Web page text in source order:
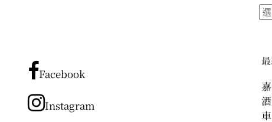
所
章
分
類
Facebook
Instagram